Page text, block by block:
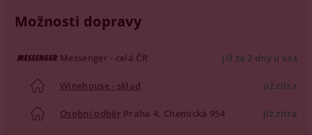
Možnosti dopravy
Messenger - celá ČR již za 2 dny u vás
Winehouse - sklad již zítra
Osobní odběr Praha 4, Chemická 954 již zítra